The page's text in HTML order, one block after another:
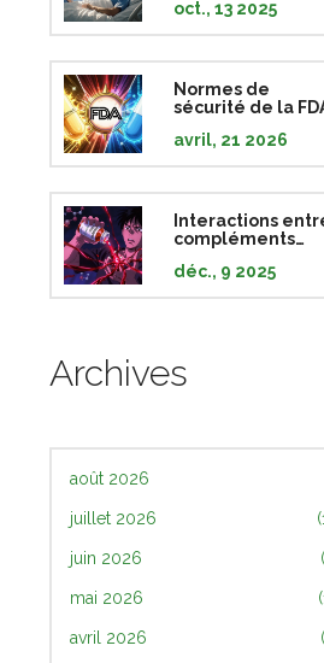
crânien: causes
neurologiques
oct., 13 2025
Normes de
sécurité de la
génériques
égalent-ils les
avril, 21 2026
Interactions
compléments
médicaments : ce
qu'il faut savoir
déc., 9 2025
Archives
août 2026
juillet 2026
juin 2026
mai 2026
avril 2026